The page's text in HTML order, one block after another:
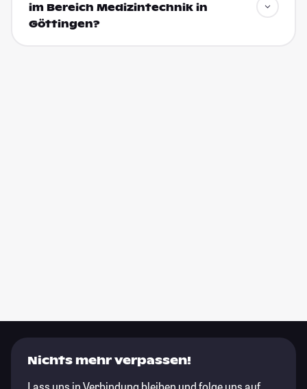
im Bereich Medizintechnik in
Göttingen?
Nichts mehr verpassen!